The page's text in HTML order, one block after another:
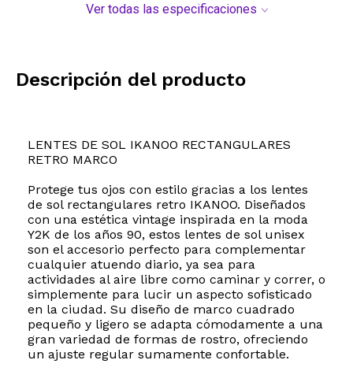
Ver todas las especificaciones
Descripción del producto
LENTES DE SOL IKANOO RECTANGULARES
RETRO MARCO
Protege tus ojos con estilo gracias a los lentes
de sol rectangulares retro IKANOO. Diseñados
con una estética vintage inspirada en la moda
Y2K de los años 90, estos lentes de sol unisex
son el accesorio perfecto para complementar
cualquier atuendo diario, ya sea para
actividades al aire libre como caminar y correr, o
simplemente para lucir un aspecto sofisticado
en la ciudad. Su diseño de marco cuadrado
pequeño y ligero se adapta cómodamente a una
gran variedad de formas de rostro, ofreciendo
un ajuste regular sumamente confortable.